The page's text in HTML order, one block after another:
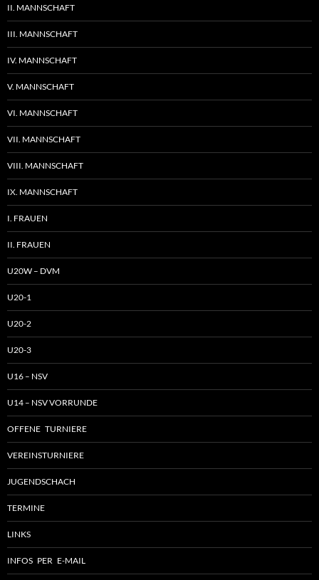
II. MANNSCHAFT
III. MANNSCHAFT
IV. MANNSCHAFT
V. MANNSCHAFT
VI. MANNSCHAFT
VII. MANNSCHAFT
VIII. MANNSCHAFT
IX. MANNSCHAFT
I. FRAUEN
II. FRAUEN
U20W – DVM
U20-1
U20-2
U20-3
U16 – NSV
U14 – NSV VORRUNDE
OFFENE TURNIERE
VEREINSTURNIERE
JUGENDSCHACH
TERMINE
LINKS
INFOS PER E-MAIL